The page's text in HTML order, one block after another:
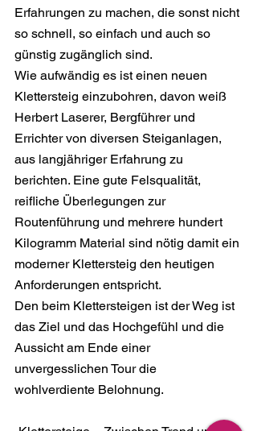
Erfahrungen zu machen, die sonst nicht
so schnell, so einfach und auch so
günstig zugänglich sind.
Wie aufwändig es ist einen neuen
Klettersteig einzubohren, davon weiß
Herbert Laserer, Bergführer und
Errichter von diversen Steiganlagen,
aus langjähriger Erfahrung zu
berichten. Eine gute Felsqualität,
reifliche Überlegungen zur
Routenführung und mehrere hundert
Kilogramm Material sind nötig damit ein
moderner Klettersteig den heutigen
Anforderungen entspricht.
Den beim Klettersteigen ist der Weg ist
das Ziel und das Hochgefühl und die
Aussicht am Ende einer
unvergesslichen Tour die
wohlverdiente Belohnung.